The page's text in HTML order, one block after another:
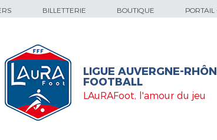
BILLETTERIE BOUTIQUE PORTAIL
LIGUE AUVERGNE-
FOOTBALL
LAuRAFoot, l'amour du jeu